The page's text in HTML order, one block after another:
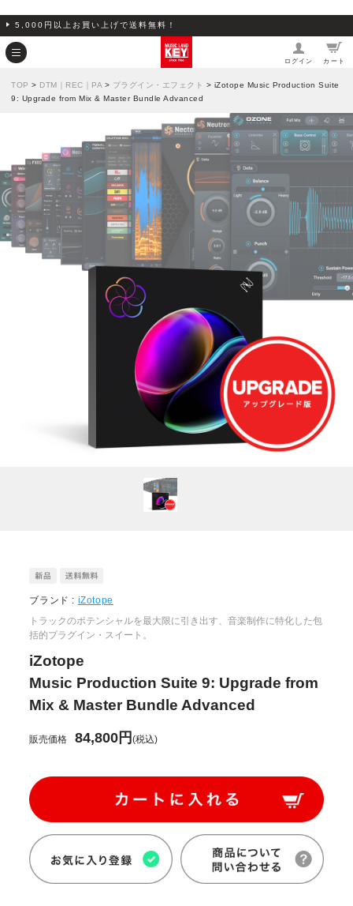
5,000円以上お買い上げで送料無料！
ログイン カート
TOP > DTM｜REC｜PA > プラグイン・エフェクト > iZotope Music Production Suite
9: Upgrade from Mix & Master Bundle Advanced
ブランド : iZotope
トラックのポテンシャルを最大限に引き出す、音楽制作に特化した包
括的プラグイン・スイート。
iZotope
Music Production Suite 9: Upgrade from
Mix & Master Bundle Advanced
販売価格 84,800円(税込)